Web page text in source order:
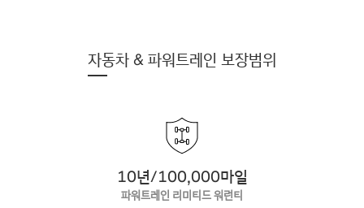
자동차 & 파워트레인 보장범위
10년/100,000마일
파워트레인 리미티드 워런티